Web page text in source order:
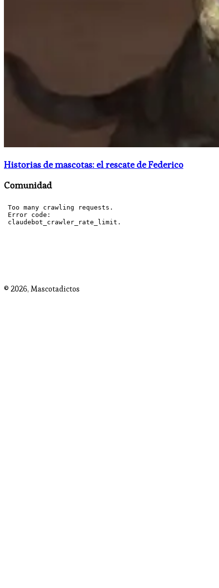
Historias de mascotas: el rescate de Federico
Comunidad
© 2026, Mascotadictos